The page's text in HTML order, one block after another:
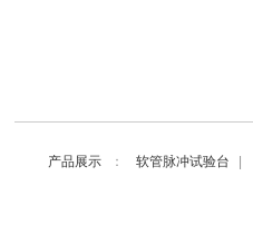
产品展示 ： 软管脉冲试验台